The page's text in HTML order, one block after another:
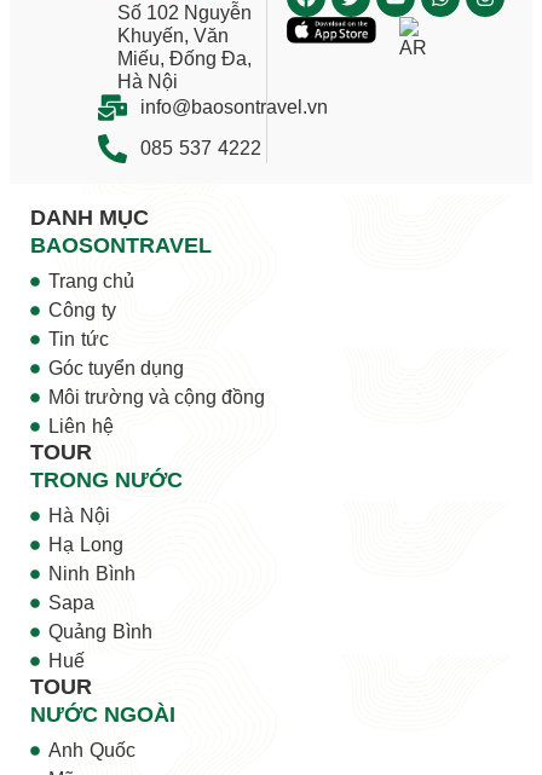
Số 102 Nguyễn
Khuyến, Văn
Miếu, Đống Đa,
Hà Nội
info@baosontravel.vn
085 537 4222
DANH MỤC
BAOSONTRAVEL
Trang chủ
Công ty
Tin tức
Góc tuyển dụng
Môi trường và cộng đồng
Liên hệ
TOUR
TRONG NƯỚC
Hà Nội
Hạ Long
Ninh Bình
Sapa
Quảng Bình
Huế
TOUR
NƯỚC NGOÀI
Anh Quốc